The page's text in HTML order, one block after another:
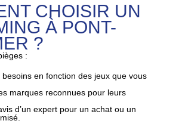
CHOISIR UN
À PONT-
?
:
besoins en fonction des jeux que vous
marques reconnues pour leurs
d’un expert pour un achat ou un